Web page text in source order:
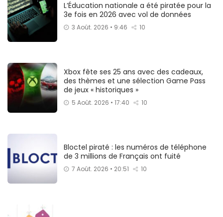
L’Éducation nationale a été piratée pour la
3e fois en 2026 avec vol de données
3 Août. 2026 • 9:46 10
Xbox fête ses 25 ans avec des cadeaux,
des thèmes et une sélection Game Pass
de jeux « historiques »
5 Août. 2026 • 17:40 10
Bloctel piraté : les numéros de téléphone
de 3 millions de Français ont fuité
7 Août. 2026 • 20:51 10